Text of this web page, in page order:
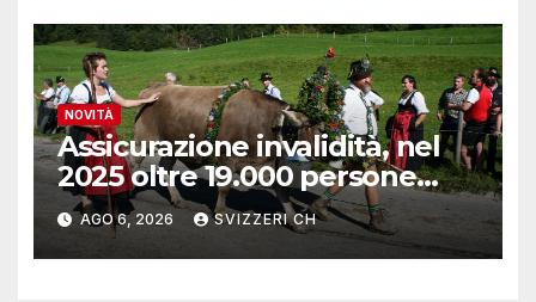
NOVITÀ
Assicurazione invalidità, nel
2025 oltre 19.000 persone
reinserite nel mercato del
lavoro
AGO 6, 2026 SVIZZERI CH